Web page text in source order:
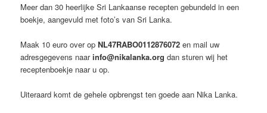
Meer dan 30 heerlijke Sri Lankaanse recepten gebundeld in een
boekje, aangevuld met foto’s van Sri Lanka.
Maak 10 euro over opNL47RABO0112876072 en mail uw
adresgegevens naarinfo@nikalanka.orgdan sturen wij het
receptenboekje naar u op.
Uiteraard komt de gehele opbrengst ten goede aan Nika Lanka.